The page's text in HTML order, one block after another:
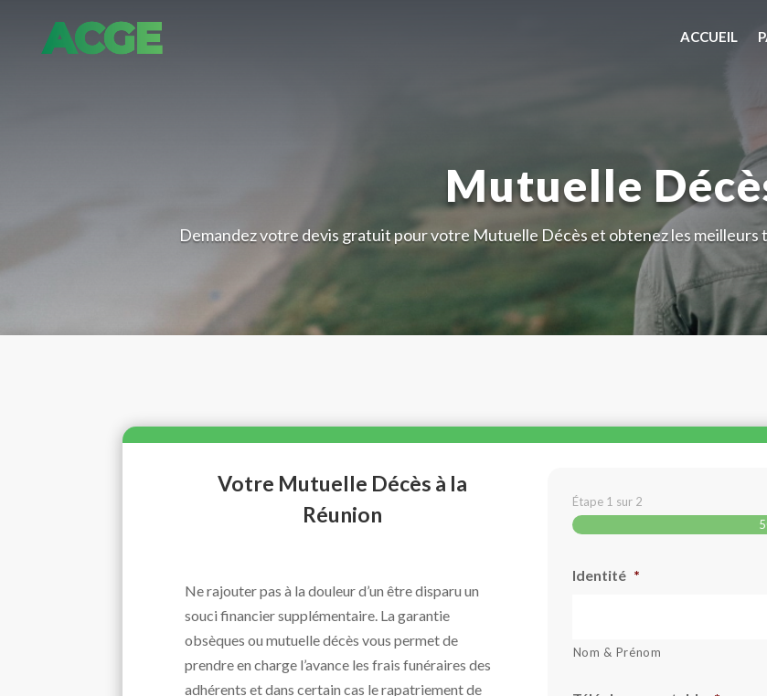
ACCUEIL
Mutuelle
Demandez votre devis gratuit pour votre Mutuelle Décès et obtenez les meilleurs
Votre Mutuelle Décès à la
Réunion
Ne rajouter pas à la douleur d’un être disparu un
souci financier supplémentaire. La garantie
obsèques ou mutuelle décès vous permet de
prendre en charge l’avance les frais funéraires des
adhérents et dans certain cas le rapatriement de
Étape 1 sur 2
Identité *
Nom & Prénom